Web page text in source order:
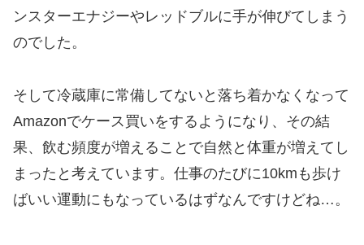
ンスターエナジーやレッドブルに手が伸びてしまう
のでした。
そして冷蔵庫に常備してないと落ち着かなくなって
Amazonでケース買いをするようになり、その結
果、飲む頻度が増えることで自然と体重が増えてし
まったと考えています。仕事のたびに10kmも歩け
ばいい運動にもなっているはずなんですけどね…。